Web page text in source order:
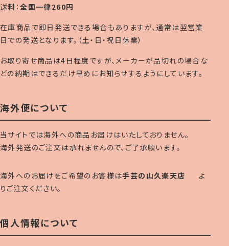
送料：全国一律260円
在庫商品で即日発送できる場合もありますが、通常は翌営業
日での発送となります。（土・日・祝日休業）
お取り寄せ商品は4日程度ですが、メーカーが品切れの場合な
どの納期はできるだけ早めにお知らせするようにしています。
海外便について
当サイトでは海外への商品お届けはいたしておりません。
海外発送のご注文は承れませんので、ご了承願います。
海外へのお届けをご希望のお客様は手芸の山久楽天店
よ
りご注文ください。
個人情報について